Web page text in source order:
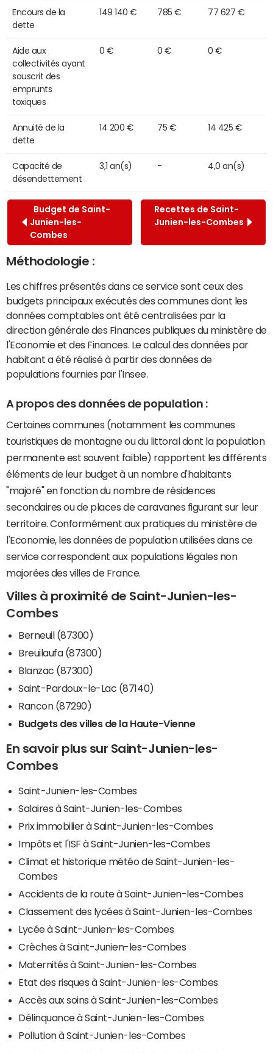
Encours de la
dette
149 140 € 785 € 77 627 €
Aide aux
collectivités ayant
souscrit des
emprunts
toxiques
0 € 0 € 0 €
Annuité de la
dette
14 200 € 75 € 14 425 €
Capacité de
désendettement
3,1 an(s) - 4,0 an(s)
Budget de Saint-
Junien-les-
Combes
Recettes de Saint-
Junien-les-Combes
Méthodologie :
Les chiffres présentés dans ce service sont ceux des
budgets principaux exécutés des communes dont les
données comptables ont été centralisées par la
direction générale des Finances publiques du ministère de
l'Economie et des Finances. Le calcul des données par
habitant a été réalisé à partir des données de
populations fournies par l'Insee.
A propos des données de population :
Certaines communes (notamment les communes
touristiques de montagne ou du littoral dont la population
permanente est souvent faible) rapportent les différents
éléments de leur budget à un nombre d'habitants
"majoré" en fonction du nombre de résidences
secondaires ou de places de caravanes figurant sur leur
territoire. Conformément aux pratiques du ministère de
l'Economie, les données de population utilisées dans ce
service correspondent aux populations légales non
majorées des villes de France.
Villes à proximité de Saint-Junien-les-
Combes
Berneuil (87300)
Breuilaufa (87300)
Blanzac (87300)
Saint-Pardoux-le-Lac (87140)
Rancon (87290)
Budgets des villes de la Haute-Vienne
En savoir plus sur Saint-Junien-les-
Combes
Saint-Junien-les-Combes
Salaires à Saint-Junien-les-Combes
Prix immobilier à Saint-Junien-les-Combes
Impôts et l'ISF à Saint-Junien-les-Combes
Climat et historique météo de Saint-Junien-les-
Combes
Accidents de la route à Saint-Junien-les-Combes
Classement des lycées à Saint-Junien-les-Combes
Lycée à Saint-Junien-les-Combes
Crèches à Saint-Junien-les-Combes
Maternités à Saint-Junien-les-Combes
Etat des risques à Saint-Junien-les-Combes
Accès aux soins à Saint-Junien-les-Combes
Délinquance à Saint-Junien-les-Combes
Pollution à Saint-Junien-les-Combes